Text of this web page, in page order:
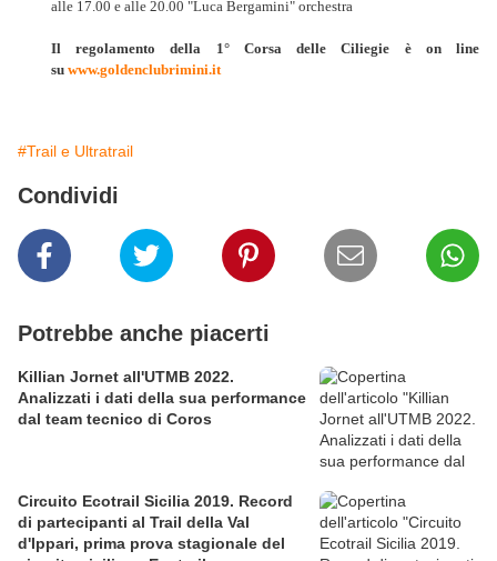
alle 17.00 e alle 20.00 "Luca Bergamini" orchestra
Il regolamento della 1° Corsa delle Ciliegie è on line
su www.goldenclubrimini.it
#Trail e Ultratrail
Condividi
Potrebbe anche piacerti
Killian Jornet all'UTMB 2022.
Analizzati i dati della sua performance
dal team tecnico di Coros
Circuito Ecotrail Sicilia 2019. Record
di partecipanti al Trail della Val
d'Ippari, prima prova stagionale del